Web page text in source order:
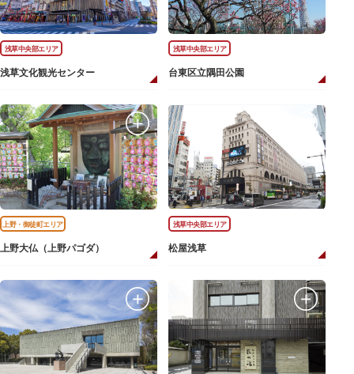
浅草中央部エリア
浅草文化観光センター
浅草中央部エリア
台東区立隅田公園
上野・御徒町エリア
上野大仏（上野パゴダ）
浅草中央部エリア
松屋浅草